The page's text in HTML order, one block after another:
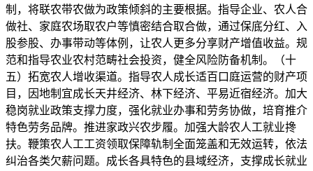
制，将联农带农做为政策倾斜的主要根据。指导企业、农人合
做社、家庭农场取农户等慎密结合取合做，通过保底分红、入
股参股、办事带动等体例，让农人更多分享财产增值收益。规
范和指导农业农村范畴社会投资，健全风险防备机制。（十
五）拓宽农人增收渠道。指导农人成长适百口庭运营的财产项
目，因地制宜成长天井经济、林下经济、平易近宿经济。加大
稳岗就业政策支撑力度，强化就业办事和劳务协做，培育推介
特色劳务品牌。推进家政兴农步履。加强大龄农人工就业搀
扶。鞭策农人工工资领取保障轨制全面笼盖和无效运转，依法
纠治各类欠薪问题。成长各具特色的县域经济，支撑成长就业